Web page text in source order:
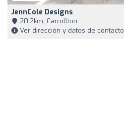
JennCole Designs
20,2km, Carrollton
Ver dirección y datos de contacto